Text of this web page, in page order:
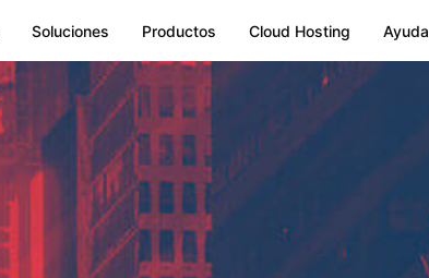
Soluciones Productos Cloud Hosting Ayuda